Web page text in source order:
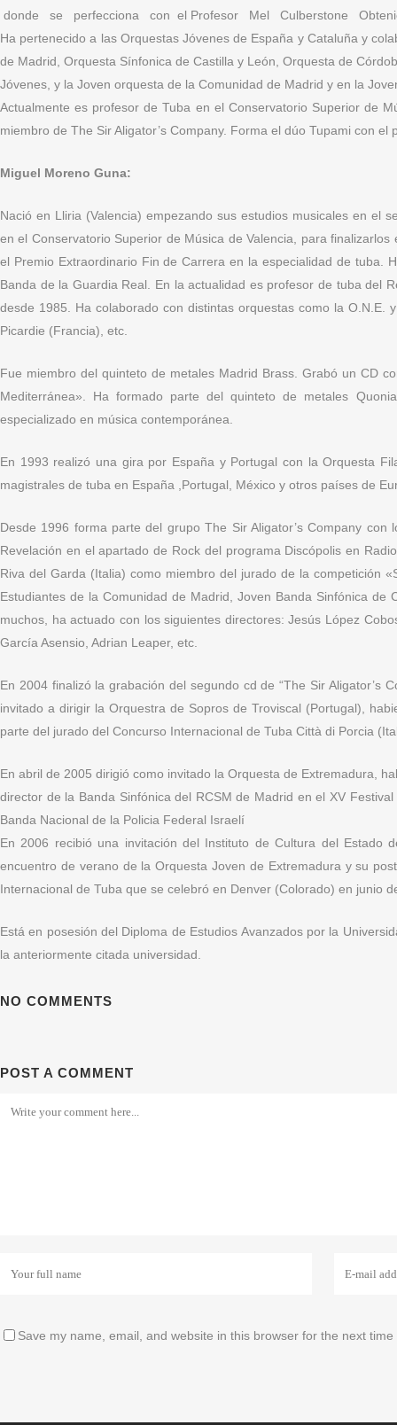
donde se perfecciona con el Profesor Mel Culberstone
Ha pertenecido a las Orquestas Jóvenes de España y Cataluña y
de Madrid, Orquesta Sínfonica de Castilla y León, Orquesta de
Jóvenes, y la Joven orquesta de la Comunidad de Madrid y en la
Actualmente es profesor de Tuba en el Conservatorio Superior de
miembro de The Sir Aligator’s Company. Forma el dúo Tupami con
Miguel Moreno Guna:
Nació en Lliria (Valencia) empezando sus estudios musicales en el
en el Conservatorio Superior de Música de Valencia, para
el Premio Extraordinario Fin de Carrera en la especialidad de tuba.
Banda de la Guardia Real. En la actualidad es profesor de tuba del
desde 1985. Ha colaborado con distintas orquestas como la O.N.E.
Picardie (Francia), etc.
Fue miembro del quinteto de metales Madrid Brass. Grabó un CD
Mediterránea». Ha formado parte del quinteto de metales
especializado en música contemporánea.
En 1993 realizó una gira por España y Portugal con la Orquesta
magistrales de tuba en España ,Portugal, México y otros países de
Desde 1996 forma parte del grupo The Sir Aligator’s Company
Revelación en el apartado de Rock del programa Discópolis en
Riva del Garda (Italia) como miembro del jurado de la competición
Estudiantes de la Comunidad de Madrid, Joven Banda Sinfónica
muchos, ha actuado con los siguientes directores: Jesús López
García Asensio, Adrian Leaper, etc.
En 2004 finalizó la grabación del segundo cd de “The Sir Aligator’s
invitado a dirigir la Orquestra de Sopros de Troviscal (Portugal),
parte del jurado del Concurso Internacional de Tuba Città di Porcia
En abril de 2005 dirigió como invitado la Orquesta de Extremadura,
director de la Banda Sinfónica del RCSM de Madrid en el XV
Banda Nacional de la Policia Federal Israelí
En 2006 recibió una invitación del Instituto de Cultura del Estado
encuentro de verano de la Orquesta Joven de Extremadura y su
Internacional de Tuba que se celebró en Denver (Colorado) en junio
Está en posesión del Diploma de Estudios Avanzados por la
la anteriormente citada universidad.
NO COMMENTS
POST A COMMENT
Save my name, email, and website in this browser for the next